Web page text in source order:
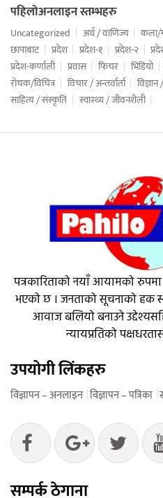
पहिलोअनलाइन स्तम्भहरु
Uncategorized अर्थ / वाणिज्य कला/
छापाबाट
प्रदेश प्रदेश-१ प्रदेश-२
प्रदेश-कर्णाली
प्रवास फिचर भिडियो
रोचक/विचित्र
विचार / अन्तर्वार्ता विज्ञान
साहित्य / संस्कृति
स्वास्थ्य / जीवनशैली
पत्रकारिताको नयाँ आयामको
भएको छ । जनताको सूचनाको हक
आवाज बलियो बनाउने
न्यायप्रतिको
उपयोगी लिंकहरु
विज्ञापन – अनलाइन विज्ञापन – पत्रिका
सम्पर्क ठेगाना